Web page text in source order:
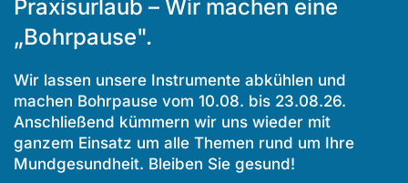
Praxisurlaub – Wir machen eine
„Bohrpause".
Wir lassen unsere Instrumente abkühlen und
machen Bohrpause vom 10.08. bis 23.08.26.
Anschließend kümmern wir uns wieder mit
ganzem Einsatz um alle Themen rund um Ihre
Mundgesundheit. Bleiben Sie gesund!